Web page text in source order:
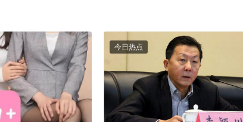
今日热点